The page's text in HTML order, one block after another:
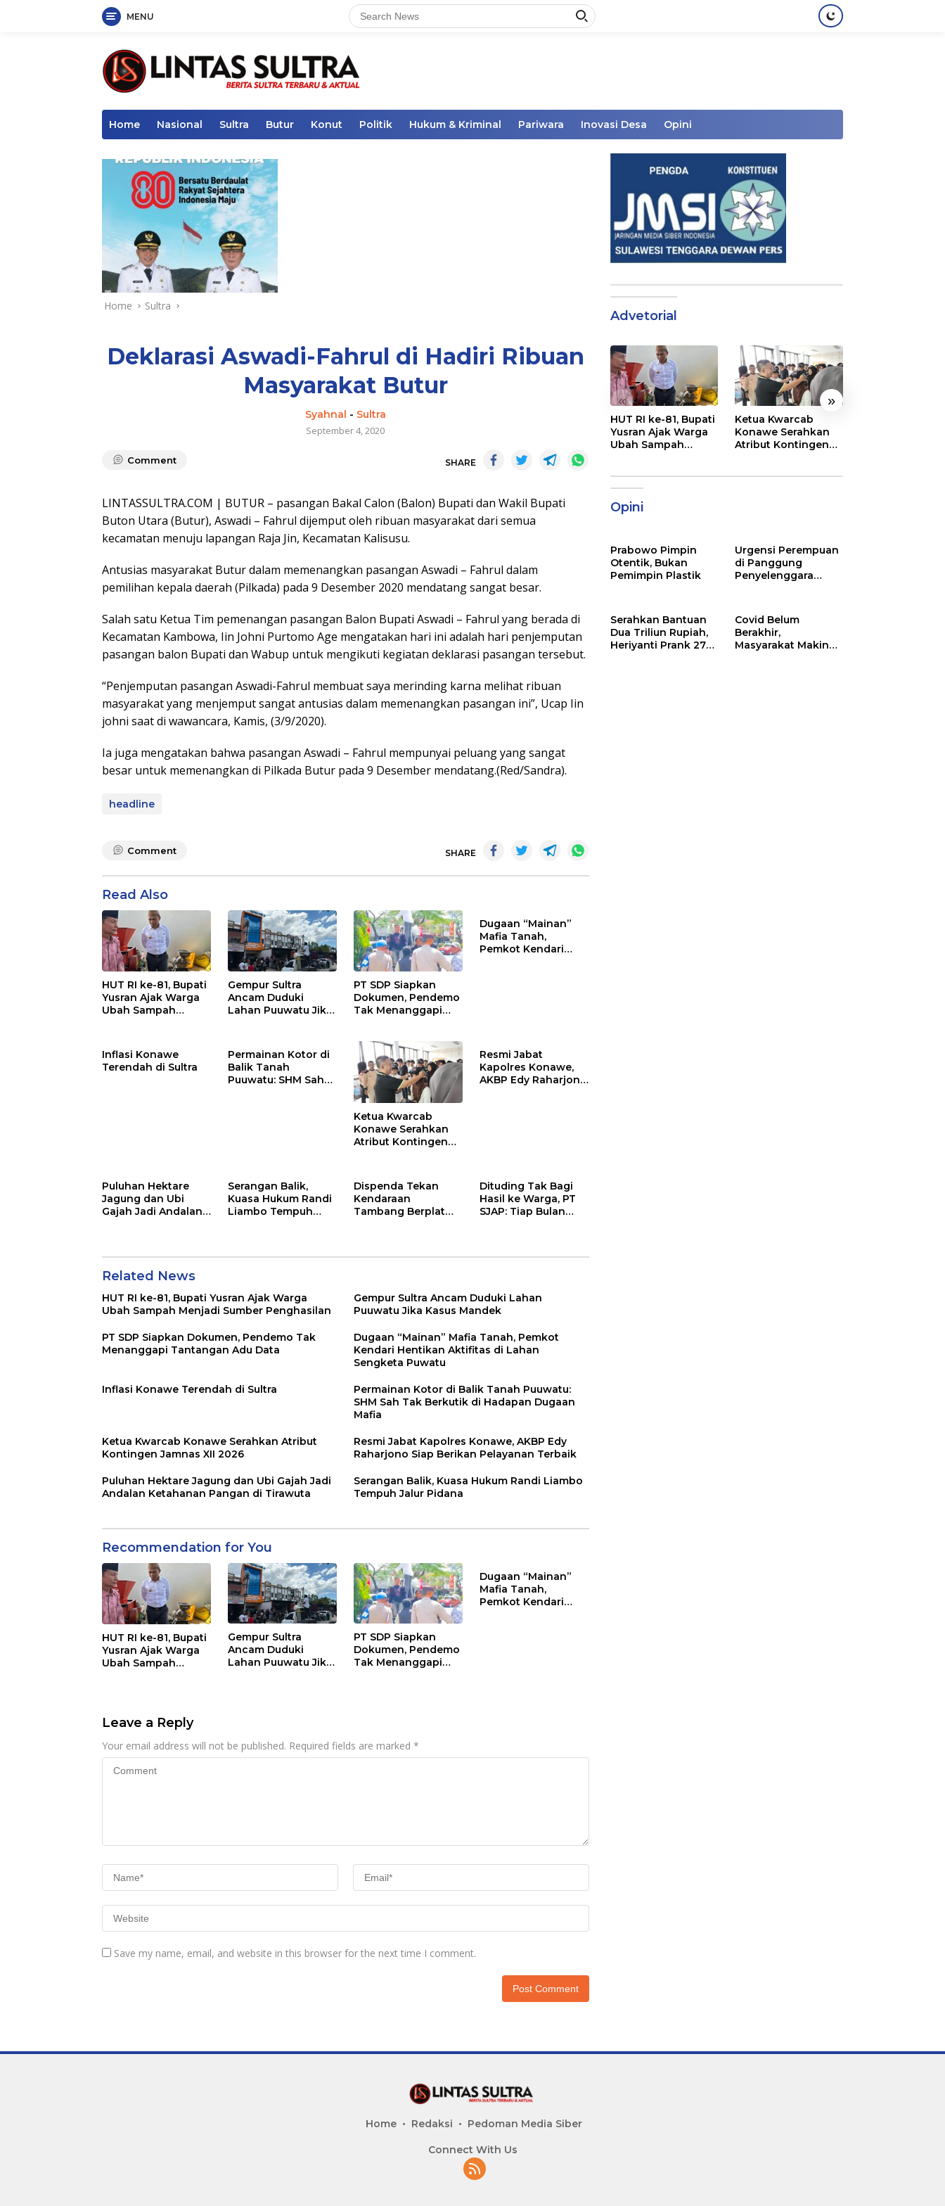
MENU
Home Nasional Sultra Butur Konut Politik Hukum & Kriminal Pariwara Inovasi Desa Opini
Home Sultra
Deklarasi Aswadi-Fahrul di Hadiri Ribuan
Masyarakat Butur
Syahnal - Sultra
September 4, 2020
Comment SHARE
LINTASSULTRA.COM | BUTUR – pasangan Bakal Calon (Balon) Bupati dan Wakil Bupati
Buton Utara (Butur), Aswadi – Fahrul dijemput oleh ribuan masyarakat dari semua
kecamatan menuju lapangan Raja Jin, Kecamatan Kalisusu.
Antusias masyarakat Butur dalam memenangkan pasangan Aswadi – Fahrul dalam
pemilihan kepala daerah (Pilkada) pada 9 Desember 2020 mendatang sangat besar.
Salah satu Ketua Tim pemenangan pasangan Balon Bupati Aswadi – Fahrul yang berada di
Kecamatan Kambowa, Iin Johni Purtomo Age mengatakan hari ini adalah hari penjemputan
pasangan balon Bupati dan Wabup untuk mengikuti kegiatan deklarasi pasangan tersebut.
“Penjemputan pasangan Aswadi-Fahrul membuat saya merinding karna melihat ribuan
masyarakat yang menjemput sangat antusias dalam memenangkan pasangan ini”, Ucap Iin
johni saat di wawancara, Kamis, (3/9/2020).
Ia juga mengatakan bahwa pasangan Aswadi – Fahrul mempunyai peluang yang sangat
besar untuk memenangkan di Pilkada Butur pada 9 Desember mendatang.(Red/Sandra).
headline
Comment SHARE
Read Also
HUT RI ke-81, Bupati
Yusran Ajak Warga
Ubah Sampah
Gempur Sultra
Ancam Duduki
Lahan Puuwatu Jika
PT SDP Siapkan
Dokumen, Pendemo
Tak Menanggapi
Dugaan “Mainan”
Mafia Tanah,
Pemkot Kendari
Inflasi Konawe
Terendah di Sultra
Permainan Kotor di
Balik Tanah
Puuwatu: SHM Sah
Ketua Kwarcab
Konawe Serahkan
Atribut Kontingen
Resmi Jabat
Kapolres Konawe,
AKBP Edy Raharjono
Puluhan Hektare
Jagung dan Ubi
Gajah Jadi Andalan
Serangan Balik,
Kuasa Hukum Randi
Liambo Tempuh
Dispenda Tekan
Kendaraan
Tambang Berplat
Dituding Tak Bagi
Hasil ke Warga, PT
SJAP: Tiap Bulan
Related News
HUT RI ke-81, Bupati Yusran Ajak Warga
Ubah Sampah Menjadi Sumber Penghasilan
Gempur Sultra Ancam Duduki Lahan
Puuwatu Jika Kasus Mandek
PT SDP Siapkan Dokumen, Pendemo Tak
Menanggapi Tantangan Adu Data
Dugaan “Mainan” Mafia Tanah, Pemkot
Kendari Hentikan Aktifitas di Lahan
Sengketa Puwatu
Inflasi Konawe Terendah di Sultra
Permainan Kotor di Balik Tanah Puuwatu:
SHM Sah Tak Berkutik di Hadapan Dugaan
Mafia
Ketua Kwarcab Konawe Serahkan Atribut
Kontingen Jamnas XII 2026
Resmi Jabat Kapolres Konawe, AKBP Edy
Raharjono Siap Berikan Pelayanan Terbaik
Puluhan Hektare Jagung dan Ubi Gajah Jadi
Andalan Ketahanan Pangan di Tirawuta
Serangan Balik, Kuasa Hukum Randi Liambo
Tempuh Jalur Pidana
Recommendation for You
HUT RI ke-81, Bupati
Yusran Ajak Warga
Ubah Sampah
Gempur Sultra
Ancam Duduki
Lahan Puuwatu Jika
PT SDP Siapkan
Dokumen, Pendemo
Tak Menanggapi
Dugaan “Mainan”
Mafia Tanah,
Pemkot Kendari
Leave a Reply
Your email address will not be published. Required fields are marked *
Save my name, email, and website in this browser for the next time I comment.
Advetorial
« »
HUT RI ke-81, Bupati
Yusran Ajak Warga
Ubah Sampah
Ketua Kwarcab
Konawe Serahkan
Atribut Kontingen
Opini
Prabowo Pimpin
Otentik, Bukan
Pemimpin Plastik
Urgensi Perempuan
di Panggung
Penyelenggara
Serahkan Bantuan
Dua Triliun Rupiah,
Heriyanti Prank 270
Covid Belum
Berakhir,
Masyarakat Makin
Home Redaksi Pedoman Media Siber
Connect With Us